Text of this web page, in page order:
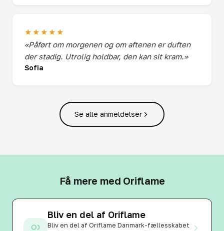
★★★★★
«Påført om morgenen og om aftenen er duften
der stadig. Utrolig holdbar, den kan sit kram.»
Sofia
Se alle anmeldelser
Få mere med Oriflame
Bliv en del af Oriflame
Bliv en del af Oriflame Danmark-fællesskabet